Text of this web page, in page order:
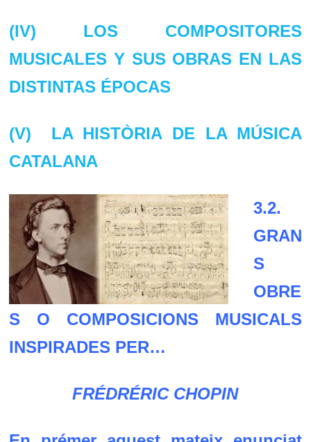
(IV) LOS COMPOSITORES
MUSICALES Y SUS OBRAS EN LAS
DISTINTAS ÉPOCAS
(V) LA HISTÒRIA DE LA MÚSICA
CATALANA
3.2.
GRAN
S
OBRE
S O COMPOSICIONS MUSICALS
INSPIRADES PER…
FRÉDRÉRIC CHOPIN